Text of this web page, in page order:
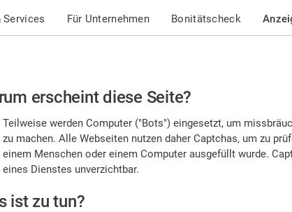
Services Für Unternehmen Bonitätscheck
erscheint diese Seite?
Teilweise werden Computer ("Bots") eingesetzt, um
zu machen. Alle Webseiten nutzen daher Captchas, um zu
einem Menschen oder einem Computer ausgefüllt wurde.
eines Dienstes unverzichtbar.
ist zu tun?